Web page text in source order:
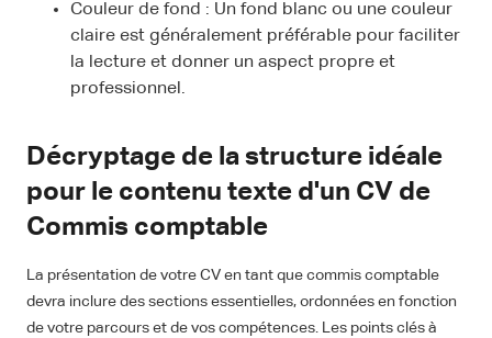
Couleur de fond : Un fond blanc ou une couleur
claire est généralement préférable pour faciliter
la lecture et donner un aspect propre et
professionnel.
Décryptage de la structure idéale
pour le contenu texte d'un CV de
Commis comptable
La présentation de votre CV en tant que commis comptable
devra inclure des sections essentielles, ordonnées en fonction
de votre parcours et de vos compétences. Les points clés à